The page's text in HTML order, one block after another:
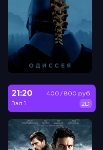
21:20
Зал 1
400 / 800 руб.
2D